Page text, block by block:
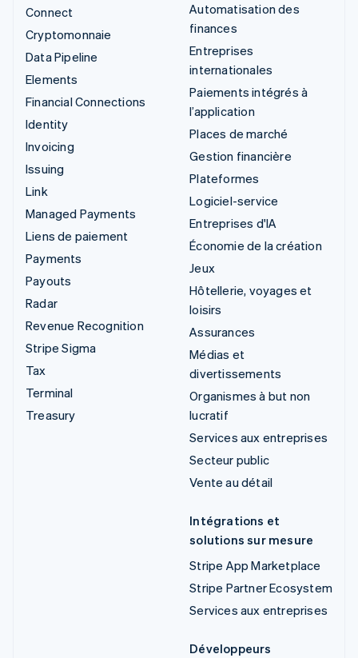
Connect
Cryptomonnaie
Data Pipeline
Elements
Financial Connections
Identity
Invoicing
Issuing
Link
Managed Payments
Liens de paiement
Payments
Payouts
Radar
Revenue Recognition
Stripe Sigma
Tax
Terminal
Treasury
Automatisation des
finances
Entreprises
internationales
Paiements intégrés à
l’application
Places de marché
Gestion financière
Plateformes
Logiciel-service
Entreprises d'IA
Économie de la création
Jeux
Hôtellerie, voyages et
loisirs
Assurances
Médias et
divertissements
Organismes à but non
lucratif
Services aux entreprises
Secteur public
Vente au détail
Intégrations et
solutions sur mesure
Stripe App Marketplace
Stripe Partner Ecosystem
Services aux entreprises
Développeurs